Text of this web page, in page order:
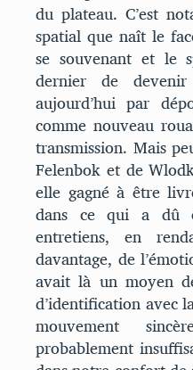
du plateau. C’est
spatial que naît le
se souvenant et le
dernier de
aujourd’hui par
comme nouveau
transmission. Mais
Felenbok et de
elle gagné à être
dans ce qui a dû
entretiens, en
davantage, de
avait là un moyen
d’identification avec
mouvement
probablement